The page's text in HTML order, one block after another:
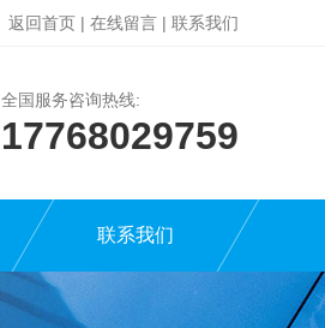
返回首页 | 在线留言 | 联系我们
全国服务咨询热线:
17768029759
联系我们